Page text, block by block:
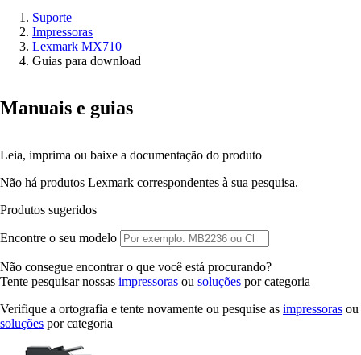
Suporte
Impressoras
Lexmark MX710
Guias para download
Manuais e guias
Leia, imprima ou baixe a documentação do produto
Não há produtos Lexmark correspondentes à sua pesquisa.
Produtos sugeridos
Encontre o seu modelo
Não consegue encontrar o que você está procurando?
Tente pesquisar nossas impressoras ou soluções por categoria
Verifique a ortografia e tente novamente ou pesquise as impressoras ou
soluções por categoria